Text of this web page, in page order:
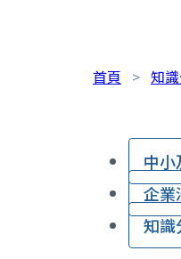
首頁 > 知
中小
企業
知識